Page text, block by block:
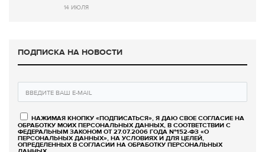
14 ИЮЛЯ
ПОДПИСКА НА НОВОСТИ
НАЖИМАЯ КНОПКУ «ПОДПИСАТЬСЯ», Я ДАЮ СВОЕ СОГЛАСИЕ НА
ОБРАБОТКУ МОИХ ПЕРСОНАЛЬНЫХ ДАННЫХ, В СООТВЕТСТВИИ С
ФЕДЕРАЛЬНЫМ ЗАКОНОМ ОТ 27.07.2006 ГОДА №152-ФЗ «О
ПЕРСОНАЛЬНЫХ ДАННЫХ», НА УСЛОВИЯХ И ДЛЯ ЦЕЛЕЙ,
ОПРЕДЕЛЕННЫХ В СОГЛАСИИ НА ОБРАБОТКУ ПЕРСОНАЛЬНЫХ